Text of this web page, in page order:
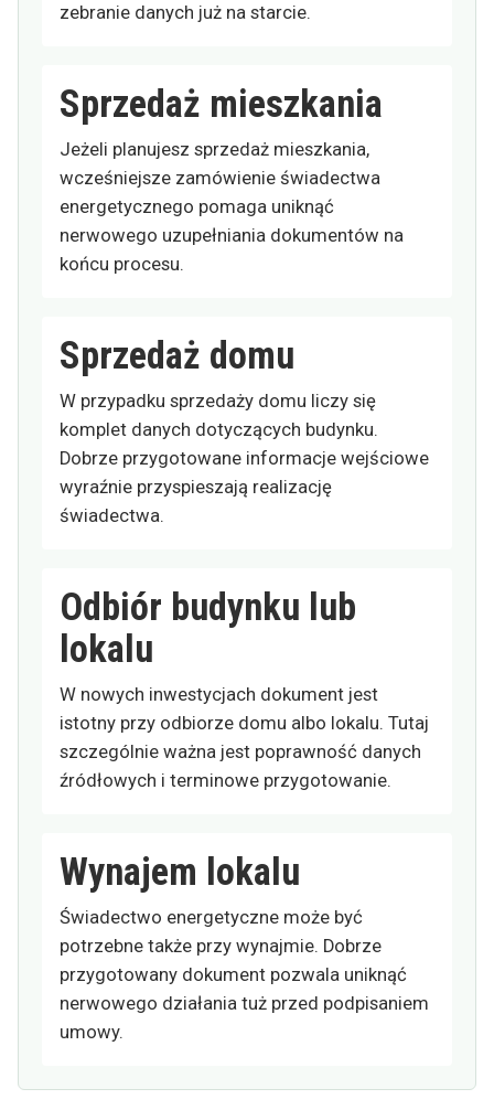
zebranie danych już na starcie.
Sprzedaż mieszkania
Jeżeli planujesz sprzedaż mieszkania,
wcześniejsze zamówienie świadectwa
energetycznego pomaga uniknąć
nerwowego uzupełniania dokumentów na
końcu procesu.
Sprzedaż domu
W przypadku sprzedaży domu liczy się
komplet danych dotyczących budynku.
Dobrze przygotowane informacje wejściowe
wyraźnie przyspieszają realizację
świadectwa.
Odbiór budynku lub
lokalu
W nowych inwestycjach dokument jest
istotny przy odbiorze domu albo lokalu. Tutaj
szczególnie ważna jest poprawność danych
źródłowych i terminowe przygotowanie.
Wynajem lokalu
Świadectwo energetyczne może być
potrzebne także przy wynajmie. Dobrze
przygotowany dokument pozwala uniknąć
nerwowego działania tuż przed podpisaniem
umowy.